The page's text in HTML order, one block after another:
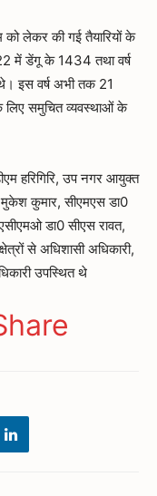
को लेकर की गई तैयारियों के
में डेंगू के 1434 तथा वर्ष
इस वर्ष अभी तक 21
समुचित व्यवस्थाओं के
हरिगिरि, उप नगर आयुक्त
मुकेश कुमार, सीएमएस डा0
डा0 सीएस रावत,
से अधिशासी अधिकारी,
उपस्थित थे